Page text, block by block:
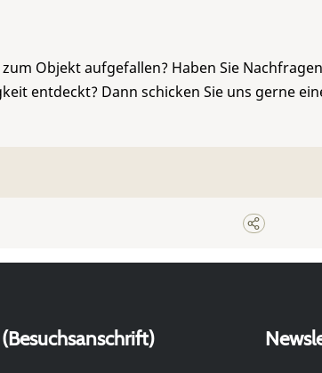
Objekt aufgefallen? Haben Sie
entdeckt? Dann schicken Sie uns gerne